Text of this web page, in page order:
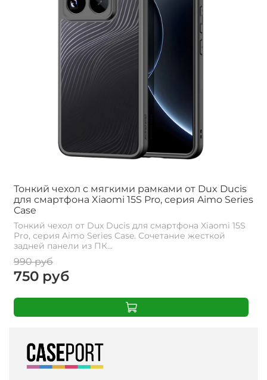
Тонкий чехол с мягкими рамками от Dux Ducis
для смартфона Xiaomi 15S Pro, серия Aimo Series
Case
Тонкий чехол от Dux Ducis для смартфона Xiaomi 15S
Pro, серия Aimo Series Case. Сочетание жесткой
задней панели из ПК...
990 руб
750 руб